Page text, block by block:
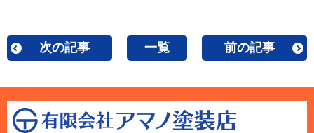
次の記事 一覧 前の記事